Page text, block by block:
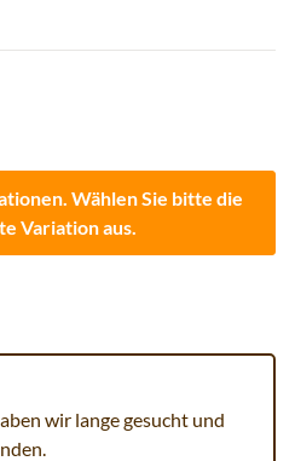
Wählen Sie bitte die
Variation aus.
wir lange gesucht und